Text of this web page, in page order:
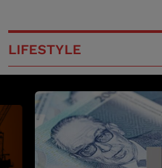
LIFESTYLE